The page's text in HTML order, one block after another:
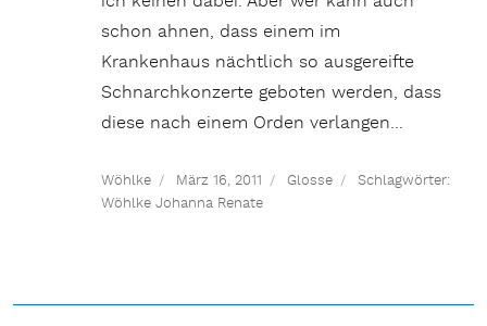
schon ahnen, dass einem im
Krankenhaus nächtlich so ausgereifte
Schnarchkonzerte geboten werden, dass
diese nach einem Orden verlangen…
Wöhlke März 16, 2011 Glosse
Schlagwörter:
Wöhlke Johanna Renate